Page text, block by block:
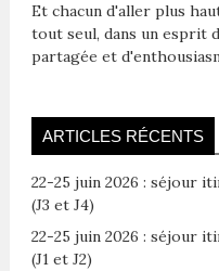
Et chacun d'aller plus
tout seul, dans un esprit
partagée et
ARTICLES RÉCENTS
22-25 juin 2026 : séjour
(J3 et J4)
22-25 juin 2026 : séjour
(J1 et J2)